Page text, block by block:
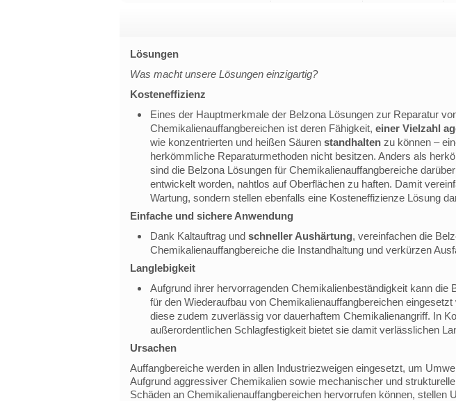
Lösungen
Was macht unsere Lösungen einzigartig?
Kosteneffizienz
Eines der Hauptmerkmale der Belzona Lösungen zur Reparatur
Chemikalienauffangbereichen ist deren Fähigkeit, einer Vielzahl
wie konzentrierten und heißen Säuren standhaltenzu können –
herkömmliche Reparaturmethoden nicht besitzen. Anders als
sind die Belzona Lösungen für Chemikalienauffangbereiche
entwickelt worden, nahtlos auf Oberflächen zu haften. Damit
Wartung, sondern stellen ebenfalls eine Kosteneffizienze Lösung
Einfache und sichere Anwendung
Dank Kaltauftragund schneller Aushärtung, vereinfachen die
Chemikalienauffangbereiche die Instandhaltung und verkürzen
Langlebigkeit
Aufgrund ihrer hervorragenden Chemikalienbeständigkeit kann die
für den Wiederaufbau von Chemikalienauffangbereichen
diese zudem zuverlässig vor dauerhaftem Chemikalienangriff. In
außerordentlichen Schlagfestigkeit bietet sie damit verlässlichen
Ursachen
Auffangbereiche werden in allen Industriezweigen eingesetzt, um
Aufgrund aggressiver Chemikalien sowie mechanischer und
Schäden an Chemikalienauffangbereichen hervorrufen können, stellen